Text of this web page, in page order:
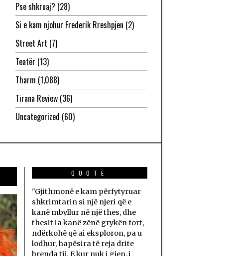
Pse shkruaj? (28)
Si e kam njohur Frederik Rreshpjen (2)
Street Art (7)
Teatër (13)
Tharm (1,088)
Tirana Review(36)
Uncategorized (60)
QUOTE
"Gjithmonë e kam përfytyruar
shkrimtarin si një njeri që e
kanë mbyllur në një thes, dhe
thesit ia kanë zënë grykën fort,
ndërkohë që ai eksploron, pa u
lodhur, hapësira të reja drite